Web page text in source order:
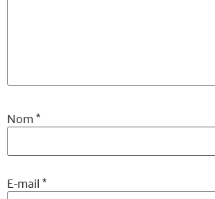
Nom*
E-mail*